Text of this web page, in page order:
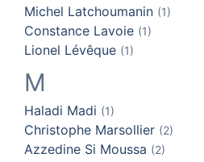
Michel Latchoumanin (1)
Constance Lavoie (1)
Lionel Lévêque (1)
M
Haladi Madi (1)
Christophe Marsollier (2)
Azzedine Si Moussa (2)